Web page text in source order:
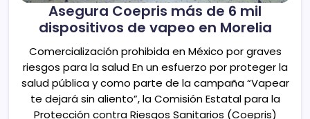
Asegura Coepris más de 6 mil
dispositivos de vapeo en Morelia
Comercialización prohibida en México por graves
riesgos para la salud En un esfuerzo por proteger la
salud pública y como parte de la campaña “Vapear
te dejará sin aliento”, la Comisión Estatal para la
Protección contra Riesgos Sanitarios (Coepris)